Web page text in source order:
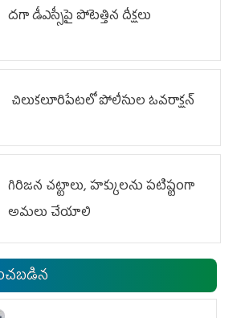
దగా డీఎస్సీపై పోటెత్తిన దీక్షలు
చిలుక‌లూరిపేట‌లో పోలీసుల ఓవ‌రాక్ష‌న్‌
గిరిజన చట్టాలు, హక్కులను పటిష్టంగా
అమలు చేయాలి